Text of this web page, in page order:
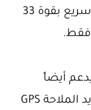
ملي أمبير غير قابلة للإزالة مع شحن سريع بقوة 33
أيضاً
بلوتوث V5.0، A2DP، LE و موقع تحديد الملاحة GPS